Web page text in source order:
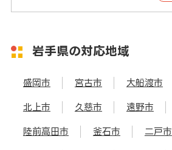
岩手県の対応地域
盛岡市 宮古市 大船渡市
北上市 久慈市 遠野市
陸前高田市 釜石市 二戸市